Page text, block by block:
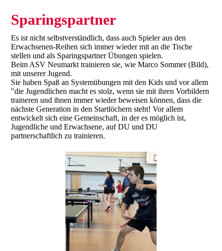
Sparingspartner
Es ist nicht selbstverständlich, dass auch Spieler aus den
Erwachsenen-Reihen sich immer wieder mit an die Tische
stellen und als Sparingspartner Übungen spielen.
Beim ASV Neumarkt trainieren sie, wie Marco Sommer (Bild),
mit unserer Jugend.
Sie haben Spaß an Systemübungen mit den Kids und vor allem
"die Jugendlichen macht es stolz, wenn sie mit ihren Vorbildern
traineren und ihnen immer wieder beweisen können, dass die
nächste Generation in den Startlöchern steht! Vor allem
entwickelt sich eine Gemeinschaft, in der es möglich ist,
Jugendliche und Erwachsene, auf DU und DU
partnerschaftlich zu trainieren.